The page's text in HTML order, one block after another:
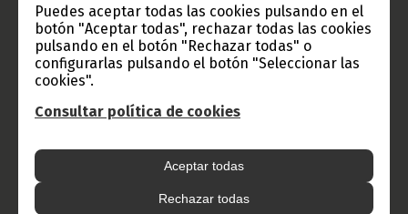
Puedes aceptar todas las cookies pulsando en el
botón "Aceptar todas", rechazar todas las cookies
pulsando en el botón "Rechazar todas" o
configurarlas pulsando el botón "Seleccionar las
cookies".
Consultar política de cookies
Aceptar todas
Rechazar todas
África
Deportes Vicepresidencia
COVID-19 Cultura Estadísticas CAN 2015
Economía Gente GE 50 Aniversario Independencia
CAN 2025